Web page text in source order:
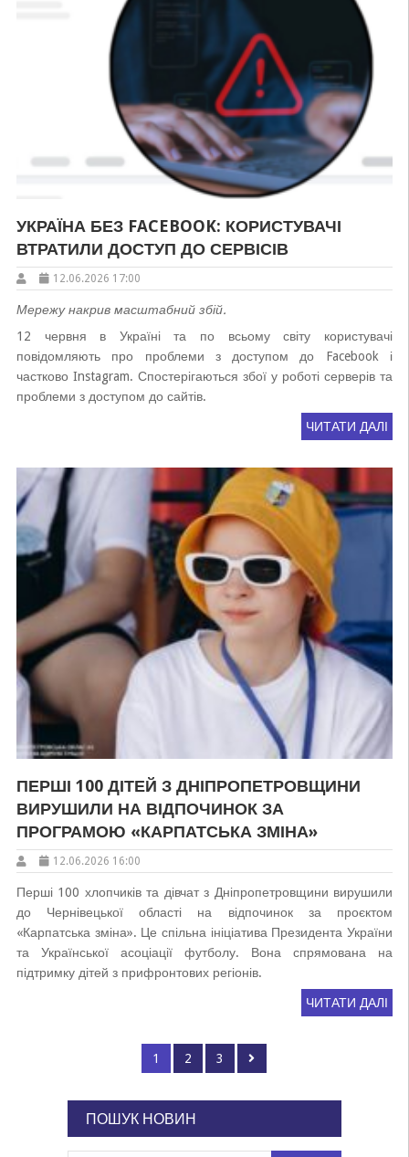
УКРАЇНА БЕЗ FACEBOOK: КОРИСТУВАЧІ
ВТРАТИЛИ ДОСТУП ДО СЕРВІСІВ
12.06.2026 17:00
Мережу накрив масштабний збій.
12 червня в Україні та по всьому світу користувачі
повідомляють про проблеми з доступом до Facebook і
частково Instagram. Спостерігаються збої у роботі серверів та
проблеми з доступом до сайтів.
ЧИТАТИ ДАЛІ
ПЕРШІ 100 ДІТЕЙ З ДНІПРОПЕТРОВЩИНИ
ВИРУШИЛИ НА ВІДПОЧИНОК ЗА
ПРОГРАМОЮ «КАРПАТСЬКА ЗМІНА»
12.06.2026 16:00
Перші 100 хлопчиків та дівчат з Дніпропетровщини вирушили
до Чернівецької області на відпочинок за проєктом
«Карпатська зміна». Це спільна ініціатива Президента України
та Української асоціації футболу. Вона спрямована на
підтримку дітей з прифронтових регіонів.
ЧИТАТИ ДАЛІ
записів
Page
1 Page
2 Page
3
ПОШУК НОВИН